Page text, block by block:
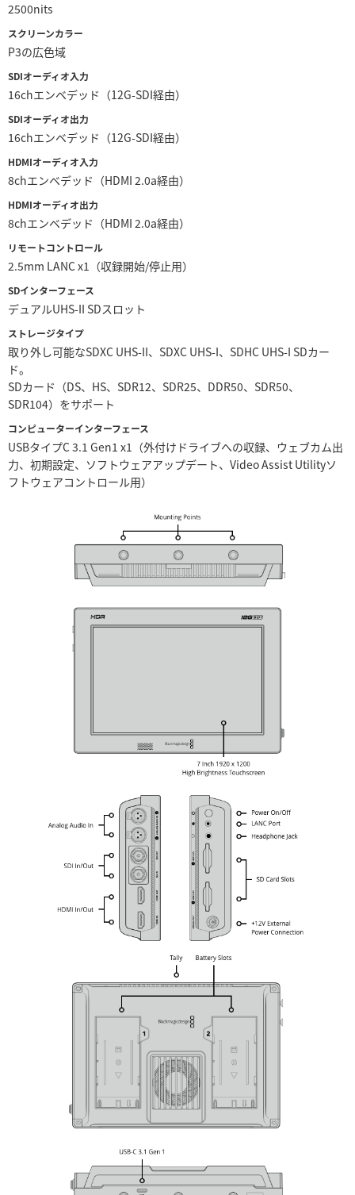
2500nits
スクリーンカラー
P3の広色域
SDIオーディオ入力
16chエンベデッド（12G‑SDI経由）
SDIオーディオ出力
16chエンベデッド（12G‑SDI経由）
HDMIオーディオ入力
8chエンベデッド（HDMI 2.0a経由）
HDMIオーディオ出力
8chエンベデッド（HDMI 2.0a経由）
リモートコントロール
2.5mm LANC x1（収録開始/停止用）
SDインターフェース
デュアルUHS-II SDスロット
ストレージタイプ
取り外し可能なSDXC UHS-II、SDXC UHS-I、SDHC UHS-I SDカー
ド。
SDカード（DS、HS、SDR12、SDR25、DDR50、SDR50、
SDR104）をサポート
コンピューターインターフェース
USBタイプC 3.1 Gen1 x1（外付けドライブへの収録、ウェブカム出
力、初期設定、ソフトウェアアップデート、Video Assist Utilityソ
フトウェアコントロール用）